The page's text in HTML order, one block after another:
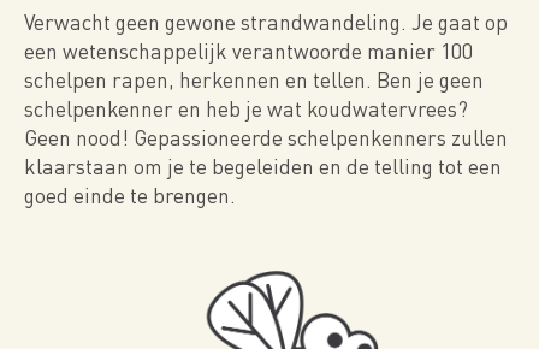
Verwacht geen gewone strandwandeling. Je gaat op
een wetenschappelijk verantwoorde manier 100
schelpen rapen, herkennen en tellen. Ben je geen
schelpenkenner en heb je wat koudwatervrees?
Geen nood! Gepassioneerde schelpenkenners zullen
klaarstaan om je te begeleiden en de telling tot een
goed einde te brengen.